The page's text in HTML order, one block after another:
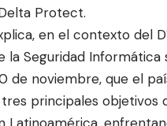
Protect.
en el contexto del
la Seguridad Informática
de noviembre, que el
principales objetivos